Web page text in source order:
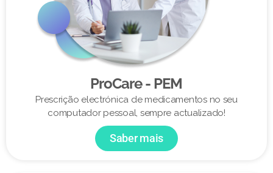
ProCare - PEM
Prescrição electrónica de medicamentos no seu
computador pessoal, sempre actualizado!
Saber mais